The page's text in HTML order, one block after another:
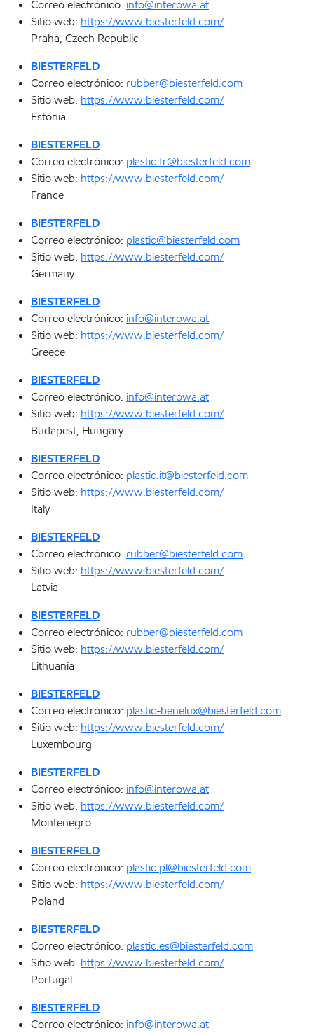
Correo electrónico: info@interowa.at
Sitio web: https://www.biesterfeld.com/
Praha, Czech Republic
BIESTERFELD
Correo electrónico: rubber@biesterfeld.com
Sitio web: https://www.biesterfeld.com/
Estonia
BIESTERFELD
Correo electrónico: plastic.fr@biesterfeld.com
Sitio web: https://www.biesterfeld.com/
France
BIESTERFELD
Correo electrónico: plastic@biesterfeld.com
Sitio web: https://www.biesterfeld.com/
Germany
BIESTERFELD
Correo electrónico: info@interowa.at
Sitio web: https://www.biesterfeld.com/
Greece
BIESTERFELD
Correo electrónico: info@interowa.at
Sitio web: https://www.biesterfeld.com/
Budapest, Hungary
BIESTERFELD
Correo electrónico: plastic.it@biesterfeld.com
Sitio web: https://www.biesterfeld.com/
Italy
BIESTERFELD
Correo electrónico: rubber@biesterfeld.com
Sitio web: https://www.biesterfeld.com/
Latvia
BIESTERFELD
Correo electrónico: rubber@biesterfeld.com
Sitio web: https://www.biesterfeld.com/
Lithuania
BIESTERFELD
Correo electrónico: plastic-benelux@biesterfeld.com
Sitio web: https://www.biesterfeld.com/
Luxembourg
BIESTERFELD
Correo electrónico: info@interowa.at
Sitio web: https://www.biesterfeld.com/
Montenegro
BIESTERFELD
Correo electrónico: plastic.pl@biesterfeld.com
Sitio web: https://www.biesterfeld.com/
Poland
BIESTERFELD
Correo electrónico: plastic.es@biesterfeld.com
Sitio web: https://www.biesterfeld.com/
Portugal
BIESTERFELD
Correo electrónico: info@interowa.at